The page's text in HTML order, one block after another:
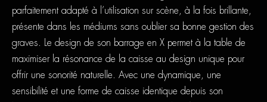
parfaitement adapté à l’utilisation sur scène, à la fois brillante,
présente dans les médiums sans oublier sa bonne gestion des
graves. Le design de son barrage en X permet à la table de
maximiser la résonance de la caisse au design unique pour
offrir une sonorité naturelle. Avec une dynamique, une
sensibilité et une forme de caisse identique depuis son